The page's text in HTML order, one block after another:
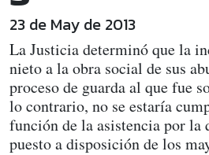
23 de May de 2013
La Justicia determinó que la
nieto a la obra social de sus
proceso de guarda al que fue
lo contrario, no se estaría
función de la asistencia por la
puesto a disposición de los